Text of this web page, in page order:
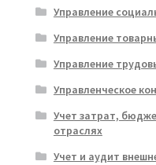
Управление
Управление
Управление
Управленческое
Учет затрат,
отраслях
Учет и аудит